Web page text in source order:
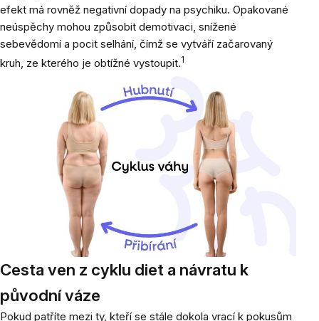
efekt má rovněž negativní dopady na psychiku. Opakované
neúspěchy mohou způsobit demotivaci, snížené
sebevědomí a pocit selhání, čímž se vytváří začarovaný
kruh, ze kterého je obtížné vystoupit.1
Cesta ven z cyklu diet a návratu k
původní váze
Pokud patříte mezi ty, kteří se stále dokola vrací k pokusům